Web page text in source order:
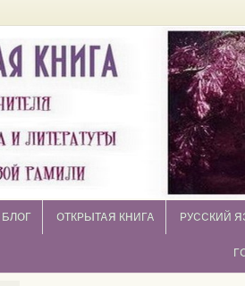
БЛОГ ОТКРЫТАЯ КНИГА РУССКИЙ